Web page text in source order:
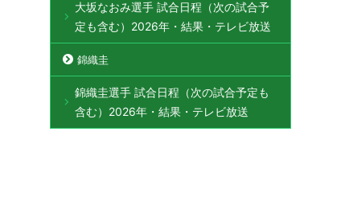
大坂なおみ選手 試合日程（次の試合予
定も含む）2026年・結果・テレビ放送
錦織圭
錦織圭選手 試合日程（次の試合予定も
含む）2026年・結果・テレビ放送